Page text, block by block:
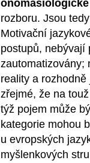
rozboru. Jsou
Motivační
postupů, nebývají
zautomatizovány;
reality a rozhodně
zřejmé, že na
týž pojem může
kategorie mohou
u evropských
myšlenkových